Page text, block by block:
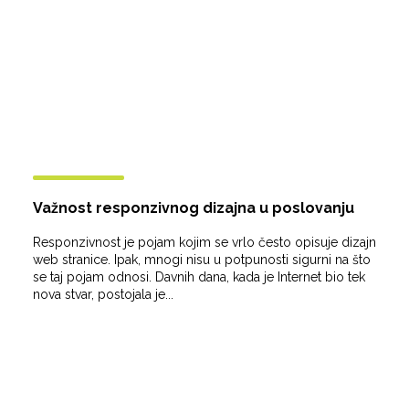
Važnost responzivnog dizajna u poslovanju
Responzivnost je pojam kojim se vrlo često opisuje dizajn
web stranice. Ipak, mnogi nisu u potpunosti sigurni na što
se taj pojam odnosi. Davnih dana, kada je Internet bio tek
nova stvar, postojala je...